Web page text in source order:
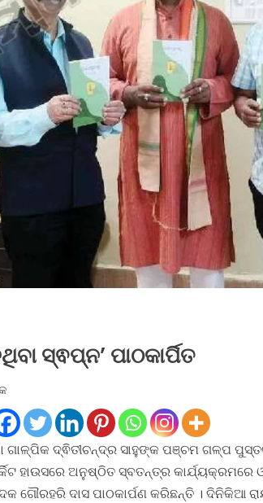
ସ୍ଵପ୍ନ’ ପାଠକାର୍ପିତ
ଗାଳ୍ପିକ ଦ୍ଵିତୀଚନ୍ଦ୍ର ସାହୁଙ୍କ ପଞ୍ଚମ ଗଳ୍ପ
ହାଉସରେ ଅନୁଷ୍ଠିତ ସ୍ବତନ୍ତ୍ର
ଗୌରହରି ଦାସ ପାଠକାର୍ପଣ କରିଛନ୍ତି । ଦିନିକିଆ